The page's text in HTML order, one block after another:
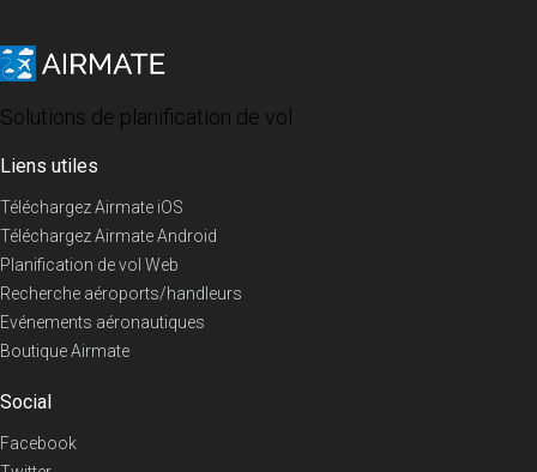
Solutions de planification de vol
Liens utiles
Téléchargez Airmate iOS
Téléchargez Airmate Android
Planification de vol Web
Recherche aéroports/handleurs
Evénements aéronautiques
Boutique Airmate
Social
Facebook